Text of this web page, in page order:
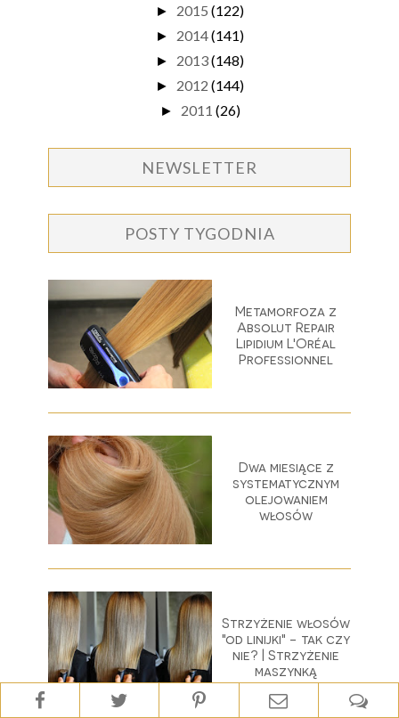
► 2015 (122)
► 2014(141)
► 2013(148)
► 2012 (144)
► 2011 (26)
NEWSLETTER
POSTY TYGODNIA
Metamorfoza z
Absolut Repair
Lipidium L'Oréal
Professionnel
Dwa miesiące z
systematycznym
olejowaniem
włosów
Strzyżenie włosów
"od linijki" - tak czy
nie? | Strzyżenie
maszynką